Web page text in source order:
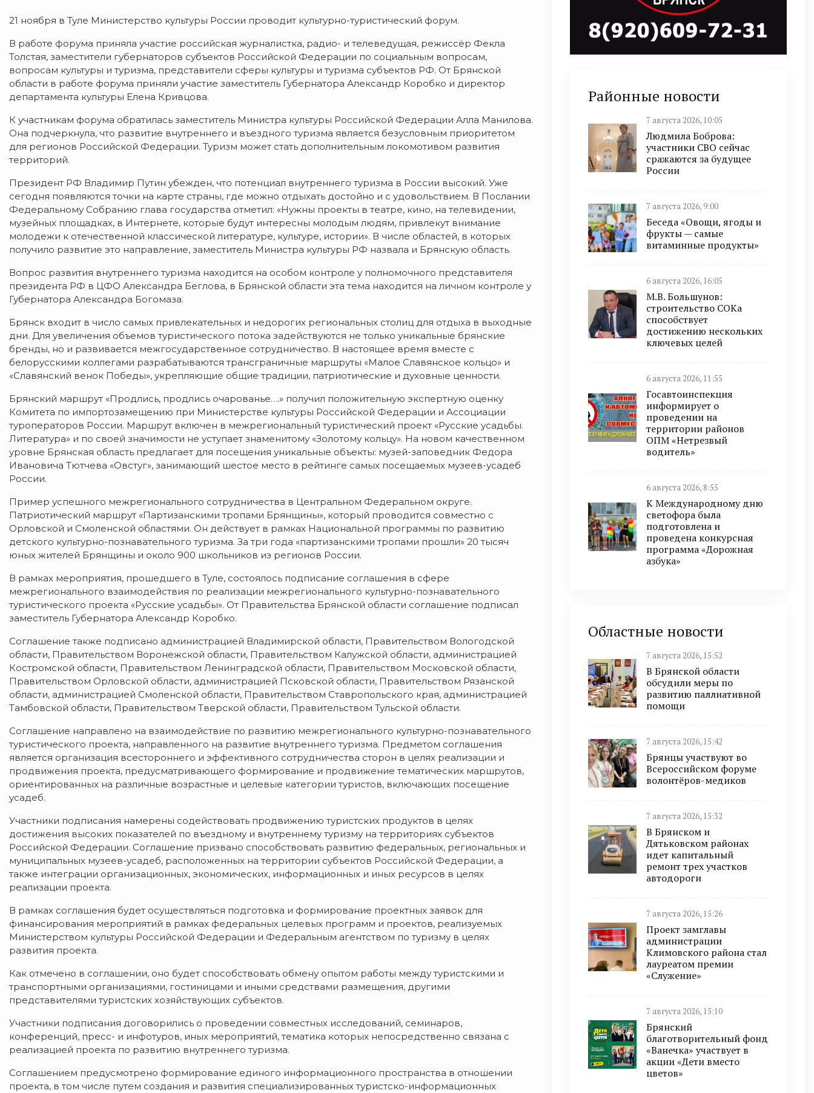
21 ноября в Туле Министерство культуры России проводит культурно-туристический форум.
В работе форума приняла участие российская журналистка, радио- и телеведущая, режиссёр Фекла
Толстая, заместители губернаторов субъектов Российской Федерации по социальным вопросам,
вопросам культуры и туризма, представители сферы культуры и туризма субъектов РФ. От Брянской
области в работе форума приняли участие заместитель Губернатора Александр Коробко и директор
департамента культуры Елена Кривцова.
К участникам форума обратилась заместитель Министра культуры Российской Федерации Алла Манилова.
Она подчеркнула, что развитие внутреннего и въездного туризма является безусловным приоритетом
для регионов Российской Федерации. Туризм может стать дополнительным локомотивом развития
территорий.
Президент РФ Владимир Путин убежден, что потенциал внутреннего туризма в России высокий. Уже
сегодня появляются точки на карте страны, где можно отдыхать достойно и с удовольствием. В Послании
Федеральному Собранию глава государства отметил: «Нужны проекты в театре, кино, на телевидении,
музейных площадках, в Интернете, которые будут интересны молодым людям, привлекут внимание
молодежи к отечественной классической литературе, культуре, истории». В числе областей, в которых
получило развитие это направление, заместитель Министра культуры РФ назвала и Брянскую область.
Вопрос развития внутреннего туризма находится на особом контроле у полномочного представителя
президента РФ в ЦФО Александра Беглова, в Брянской области эта тема находится на личном контроле у
Губернатора Александра Богомаза.
Брянск входит в число самых привлекательных и недорогих региональных столиц для отдыха в выходные
дни. Для увеличения объемов туристического потока задействуются не только уникальные брянские
бренды, но и развивается межгосударственное сотрудничество. В настоящее время вместе с
белорусскими коллегами разрабатываются трансграничные маршруты «Малое Славянское кольцо» и
«Славянский венок Победы», укрепляющие общие традиции, патриотические и духовные ценности.
Брянский маршрут «Продлись, продлись очарованье….» получил положительную экспертную оценку
Комитета по импортозамещению при Министерстве культуры Российской Федерации и Ассоциации
туроператоров России. Маршрут включен в межрегиональный туристический проект «Русские усадьбы.
Литература» и по своей значимости не уступает знаменитому «Золотому кольцу». На новом качественном
уровне Брянская область предлагает для посещения уникальные объекты: музей-заповедник Федора
Ивановича Тютчева «Овстуг», занимающий шестое место в рейтинге самых посещаемых музеев-усадеб
России.
Пример успешного межрегионального сотрудничества в Центральном Федеральном округе.
Патриотический маршрут «Партизанскими тропами Брянщины», который проводится совместно с
Орловской и Смоленской областями. Он действует в рамках Национальной программы по развитию
детского культурно-познавательного туризма. За три года «партизанскими тропами прошли» 20 тысяч
юных жителей Брянщины и около 900 школьников из регионов России.
В рамках мероприятия, прошедшего в Туле, состоялось подписание соглашения в сфере
межрегионального взаимодействия по реализации межрегионального культурно-познавательного
туристического проекта «Русские усадьбы». От Правительства Брянской области соглашение подписал
заместитель Губернатора Александр Коробко.
Соглашение также подписано администрацией Владимирской области, Правительством Вологодской
области, Правительством Воронежской области, Правительством Калужской области, администрацией
Костромской области, Правительством Ленинградской области, Правительством Московской области,
Правительством Орловской области, администрацией Псковской области, Правительством Рязанской
области, администрацией Смоленской области, Правительством Ставропольского края, администрацией
Тамбовской области, Правительством Тверской области, Правительством Тульской области.
Соглашение направлено на взаимодействие по развитию межрегионального культурно-познавательного
туристического проекта, направленного на развитие внутреннего туризма. Предметом соглашения
является организация всестороннего и эффективного сотрудничества сторон в целях реализации и
продвижения проекта, предусматривающего формирование и продвижение тематических маршрутов,
ориентированных на различные возрастные и целевые категории туристов, включающих посещение
усадеб.
Участники подписания намерены содействовать продвижению туристских продуктов в целях
достижения высоких показателей по въездному и внутреннему туризму на территориях субъектов
Российской Федерации. Соглашение призвано способствовать развитию федеральных, региональных и
муниципальных музеев-усадеб, расположенных на территории субъектов Российской Федерации, а
также интеграции организационных, экономических, информационных и иных ресурсов в целях
реализации проекта.
В рамках соглашения будет осуществляться подготовка и формирование проектных заявок для
финансирования мероприятий в рамках федеральных целевых программ и проектов, реализуемых
Министерством культуры Российской Федерации и Федеральным агентством по туризму в целях
развития проекта.
Как отмечено в соглашении, оно будет способствовать обмену опытом работы между туристскими и
транспортными организациями, гостиницами и иными средствами размещения, другими
представителями туристских хозяйствующих субъектов.
Участники подписания договорились о проведении совместных исследований, семинаров,
конференций, пресс- и инфотуров, иных мероприятий, тематика которых непосредственно связана с
реализацией проекта по развитию внутреннего туризма.
Соглашением предусмотрено формирование единого информационного пространства в отношении
проекта, в том числе путем создания и развития специализированных туристско-информационных
Районные новости
7 августа 2026, 10:05
Людмила Боброва:
участники СВО сейчас
сражаются за будущее
России
7 августа 2026, 9:00
Беседа «Овощи, ягоды и
фрукты — самые
витаминные продукты»
6 августа 2026, 16:05
М.В. Большунов:
строительство СОКа
способствует
достижению нескольких
ключевых целей
6 августа 2026, 11:55
Госавтоинспекция
информирует о
проведении на
территории районов
ОПМ «Нетрезвый
водитель»
6 августа 2026, 8:55
К Международному дню
светофора была
подготовлена и
проведена конкурсная
программа «Дорожная
азбука»
Областные новости
7 августа 2026, 15:52
В Брянской области
обсудили меры по
развитию паллиативной
помощи
7 августа 2026, 15:42
Брянцы участвуют во
Всероссийском форуме
волонтёров-медиков
7 августа 2026, 15:32
В Брянском и
Дятьковском районах
идет капитальный
ремонт трех участков
автодороги
7 августа 2026, 15:26
Проект замглавы
администрации
Климовского района стал
лауреатом премии
«Служение»
7 августа 2026, 15:10
Брянский
благотворительный фонд
«Ванечка» участвует в
акции «Дети вместо
цветов»